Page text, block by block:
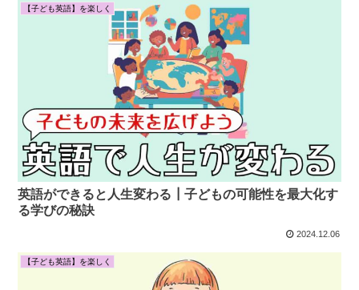
【子ども英語】を楽しく
英語ができると人生変わる┃子どもの可能性を最大化す
る学びの秘訣
2024.12.06
【子ども英語】を楽しく